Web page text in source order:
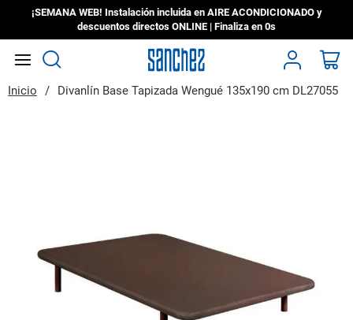
¡SEMANA WEB! Instalación incluida en AIRE ACONDICIONADO y
descuentos directos ONLINE | Finaliza en 0s
Inicio Divanlín Base Tapizada Wengué 135x190 cm DL27055